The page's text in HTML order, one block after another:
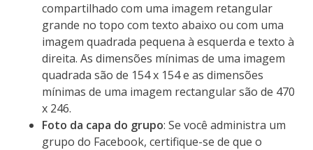
compartilhado com uma imagem retangular
grande no topo com texto abaixo ou com uma
imagem quadrada pequena à esquerda e texto à
direita. As dimensões mínimas de uma imagem
quadrada são de 154 x 154 e as dimensões
mínimas de uma imagem rectangular são de 470
x 246.
Foto da capa do grupo: Se você administra um
grupo do Facebook, certifique-se de que o